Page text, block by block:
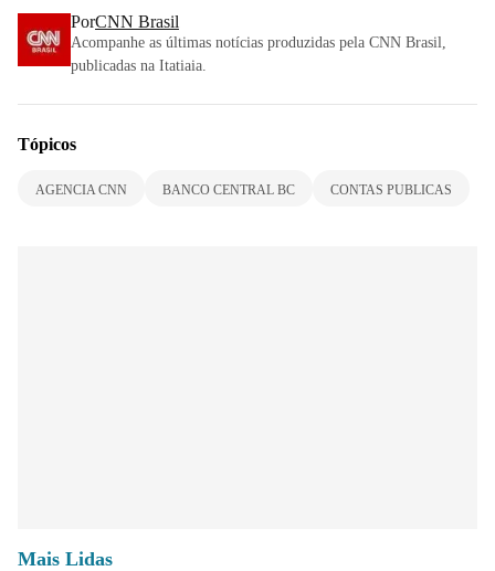
PorCNN Brasil
Acompanhe as últimas notícias produzidas pela CNN Brasil,
publicadas na Itatiaia.
Tópicos
AGENCIA CNN BANCO CENTRAL BC CONTAS PUBLICAS
Mais Lidas